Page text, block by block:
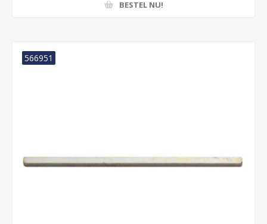
BESTEL NU!
566951